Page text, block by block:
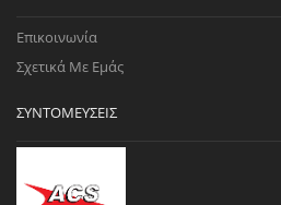
Επικοινωνία
Σχετικά Με Εμάς
ΣΥΝΤΟΜΕΎΣΕΙΣ